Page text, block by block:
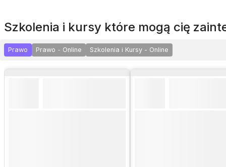
uczestnikom praktycznej wiedzy na
temat RODO, umożliwiającej
efektywne wdrożenie i zarządzanie
ochroną danych osobowych w firmie,
zrozumienie obowiązków
pozwalających na
wdrażanie i ocenę systemów
rozwiązywanie złożonych
w tej dziedzinie.
szkolenia i kursy które mogą cię
Prawo Prawo - Online Szkolenia i Kursy - Online